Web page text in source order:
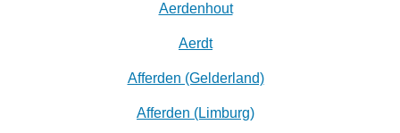
Aerdenhout
Aerdt
Afferden (Gelderland)
Afferden (Limburg)